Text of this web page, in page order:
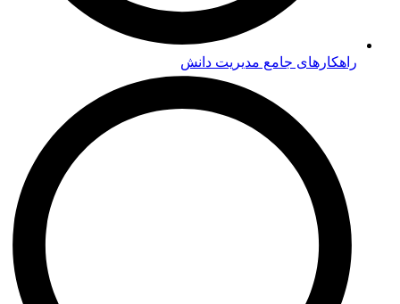
راهکارهای جامع مدیریت دانش